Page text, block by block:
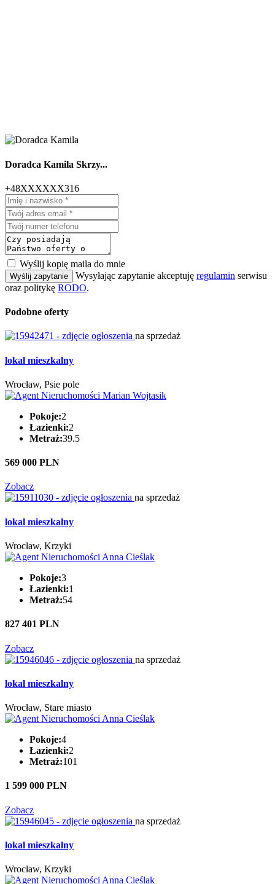
Doradca Kamila Skrzy...
+48XXXXXX316
Wyślij kopię maila do mnie
Wyślij zapytanie Wysyłając zapytanie akceptuję regulamin serwisu
oraz politykę RODO.
Podobne oferty
na sprzedaż
lokal mieszkalny
Wrocław, Psie pole
Pokoje:2
Łazienki:2
Metraż:39.5
569 000 PLN
Zobacz
na sprzedaż
lokal mieszkalny
Wrocław, Krzyki
Pokoje:3
Łazienki:1
Metraż:54
827 401 PLN
Zobacz
na sprzedaż
lokal mieszkalny
Wrocław, Stare miasto
Pokoje:4
Łazienki:2
Metraż:101
1 599 000 PLN
Zobacz
na sprzedaż
lokal mieszkalny
Wrocław, Krzyki